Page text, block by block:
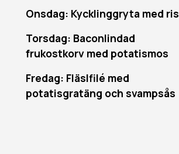
Onsdag: Kycklinggryta med ris
Torsdag: Baconlindad
frukostkorv med potatismos
Fredag: Fläslfilé med
potatisgratäng och svampsås